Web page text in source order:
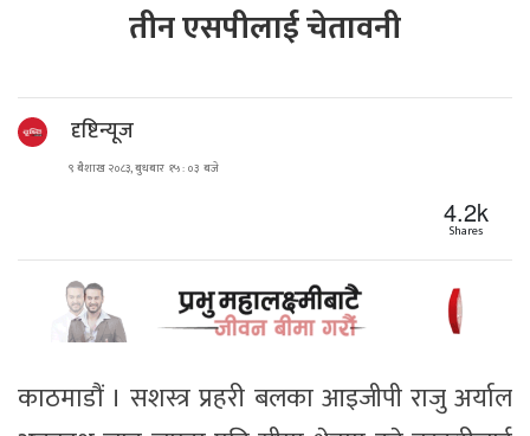
तीन एसपीलाई चेतावनी
दृष्टिन्यूज
९ बैशाख २०८३, बुधबार १५ : ०३ बजे
4.2k
Shares
काठमाडौं । सशस्त्र प्रहरी बलका आइजीपी राजु अर्याल